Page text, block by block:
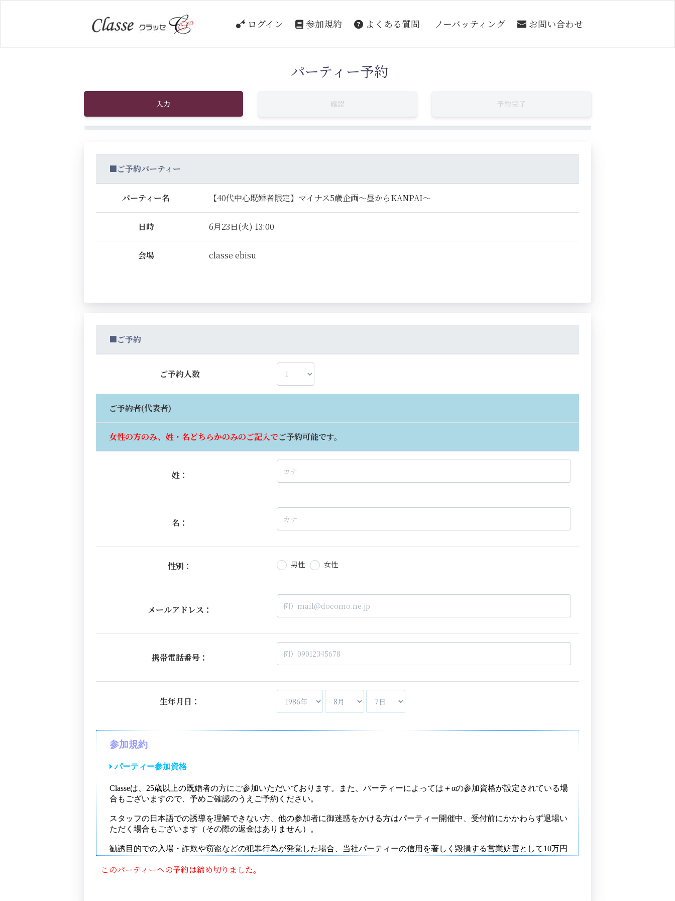
ログイン 参加規約 よくある質問 ノーバッティング お問い合わせ
パーティー予約
入力 確認 予約完了
■ご予約パーティー
パーティー名 【40代中心既婚者限定】マイナス5歳企画～昼からKANPAI～
日時 6月23日(火) 13:00
会場 classe ebisu
■ご予約
ご予約人数
ご予約者(代表者)
女性の方のみ、姓・名どちらかのみのご記入でご予約可能です。
姓：
名：
性別： 男性 女性
メールアドレス：
携帯電話番号：
生年月日：
このパーティーへの予約は締め切りました。